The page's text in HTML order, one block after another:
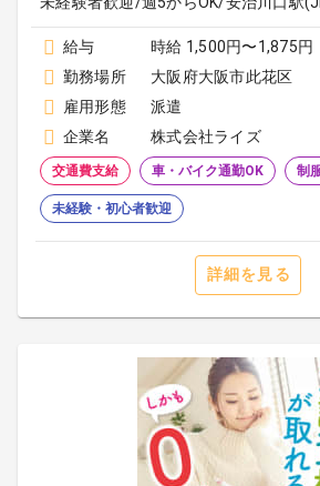
給与
時給 1,500円〜1,875円
勤務場所
大阪府大阪市此花区
雇用形態
派遣
企業名
株式会社ライズ
交通費支給 車・バイク通勤OK 制
未経験・初心者歓迎
詳細を見る